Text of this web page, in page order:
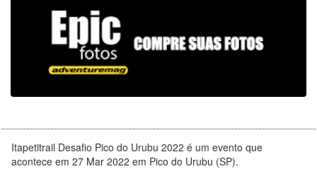
Itapetitrail Desafio Pico do Urubu 2022 é um evento que
acontece em 27 Mar 2022 em Pico do Urubu (SP).